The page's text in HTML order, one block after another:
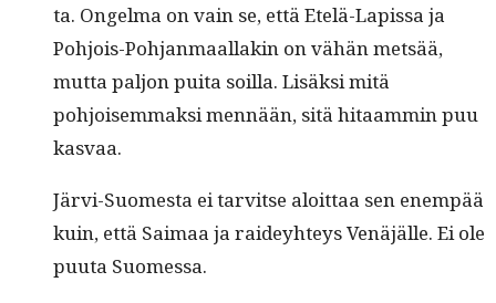
ta. Ongel­ma on vain se, että Etelä-Lapis­sa ja
Pohjois-Poh­jan­maal­lakin on vähän met­sää,
mut­ta paljon pui­ta soil­la. Lisäk­si mitä
pohjoisem­mak­si men­nään, sitä hitaam­min puu
kasvaa.
Järvi-Suomes­ta ei tarvitse aloit­taa sen enem­pää
kuin, että Saimaa ja raidey­hteys Venäjälle. Ei ole
puu­ta Suomessa.